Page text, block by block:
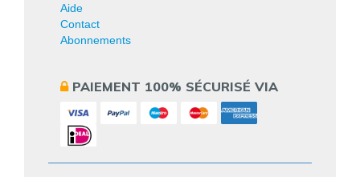
Aide
Contact
Abonnements
PAIEMENT 100% SÉCURISÉ VIA